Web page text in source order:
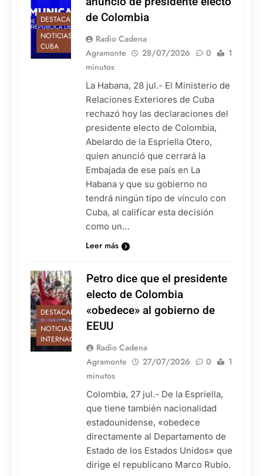
DESTACADAS
NOTICIAS DE
CUBA
de Colombia
Radio Cadena
Agramonte
28/07/2026 0
1
minutos
La Habana, 28 jul.- El Ministerio de
Relaciones Exteriores de Cuba
rechazó hoy las declaraciones del
presidente electo de Colombia,
Abelardo de la Espriella Otero,
quien anunció que cerrará la
Embajada de ese país en La
Habana y que su gobierno no
tendrá ningún tipo de vínculo con
Cuba, al calificar esta decisión
como un…
Leer más
DESTACADAS
NOTICIAS
INTERNACIONALES
Petro dice que el presidente
electo de Colombia
«obedece» al gobierno de
EEUU
Radio Cadena
Agramonte
27/07/2026 0
1
minutos
Colombia, 27 jul.- De la Espriella,
que tiene también nacionalidad
estadounidense, «obedece
directamente al Departamento de
Estado de los Estados Unidos» que
dirige el republicano Marco Rubio.